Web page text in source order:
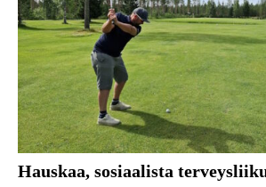
Hauskaa, sosiaalista